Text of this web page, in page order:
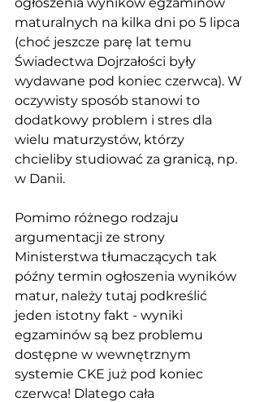
maturalnych na kilka dni po 5 lipca
(choć jeszcze parę lat temu
Świadectwa Dojrzałości były
wydawane pod koniec czerwca). W
oczywisty sposób stanowi to
dodatkowy problem i stres dla
wielu maturzystów, którzy
chcieliby studiować za granicą, np.
w Danii.
Pomimo różnego rodzaju
argumentacji ze strony
Ministerstwa tłumaczących tak
późny termin ogłoszenia wyników
matur, należy tutaj podkreślić
jeden istotny fakt - wyniki
egzaminów są bez problemu
dostępne w wewnętrznym
systemie CKE już pod koniec
czerwca! Dlatego cała